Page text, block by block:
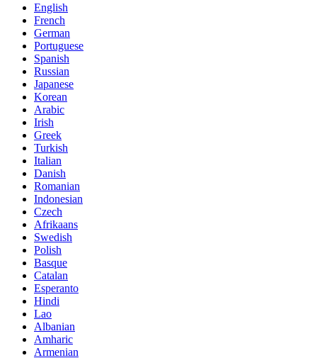
English
French
German
Portuguese
Spanish
Russian
Japanese
Korean
Arabic
Irish
Greek
Turkish
Italian
Danish
Romanian
Indonesian
Czech
Afrikaans
Swedish
Polish
Basque
Catalan
Esperanto
Hindi
Lao
Albanian
Amharic
Armenian